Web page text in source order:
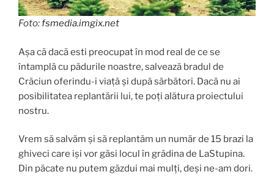
Foto:fsmedia.imgix.net
Așa că dacă esti preocupat în mod real de ce se
întamplă cu pădurile noastre, salvează bradul de
Crăciun oferindu-i viață și după sărbători. Dacă nu ai
posibilitatea replantării lui, te poți alătura proiectului
nostru.
Vrem să salvăm și să replantăm un număr de 15 brazi la
ghiveci care iși vor găsi locul în grădina de LaStupina.
Din păcate nu putem găzdui mai mulți, deși ne-am dori.